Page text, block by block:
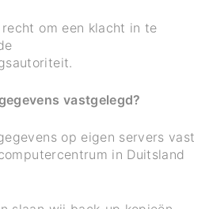
om een klacht in te
vastgelegd?
op eigen servers vast
in Duitsland